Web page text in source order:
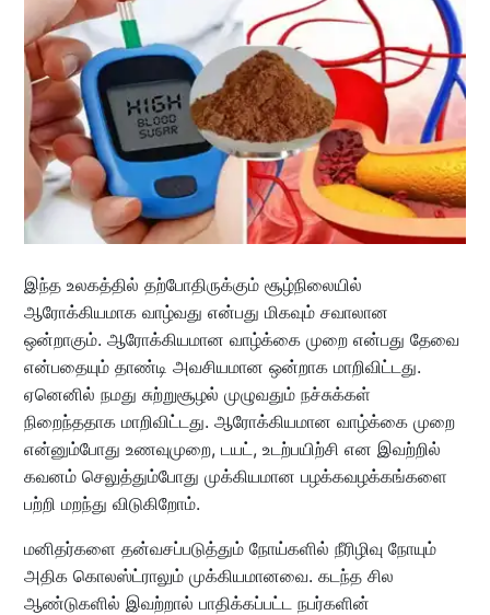
இந்த உலகத்தில் தற்போதிருக்கும் சூழ்நிலையில்
ஆரோக்கியமாக வாழ்வது என்பது மிகவும் சவாலான
ஒன்றாகும். ஆரோக்கியமான வாழ்க்கை முறை என்பது தேவை
என்பதையும் தாண்டி அவசியமான ஒன்றாக மாறிவிட்டது.
ஏனெனில் நமது சுற்றுசூழல் முழுவதும் நச்சுக்கள்
நிறைந்ததாக மாறிவிட்டது. ஆரோக்கியமான வாழ்க்கை முறை
என்னும்போது உணவுமுறை, டயட், உடற்பயிற்சி என இவற்றில்
கவனம் செலுத்தும்போது முக்கியமான பழக்கவழக்கங்களை
பற்றி மறந்து விடுகிறோம்.
மனிதர்களை தன்வசப்படுத்தும் நோய்களில் நீரிழிவு நோயும்
அதிக கொலஸ்ட்ராலும் முக்கியமானவை. கடந்த சில
ஆண்டுகளில் இவற்றால் பாதிக்கப்பட்ட நபர்களின்